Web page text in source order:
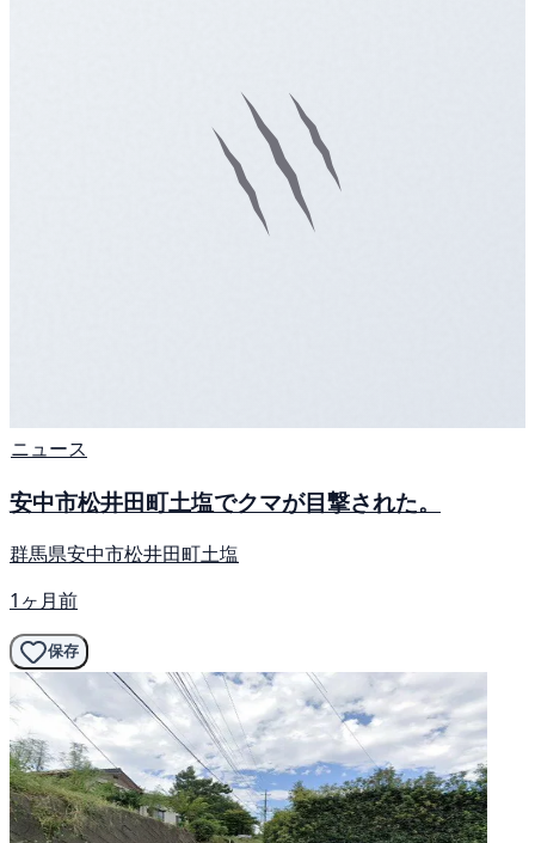
ニュース
安中市松井田町土塩でクマが目撃された。
群馬県安中市松井田町土塩
1ヶ月前
保存